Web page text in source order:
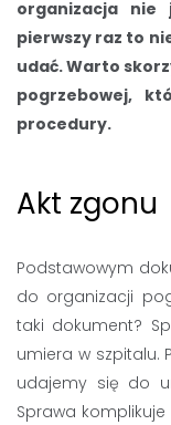
organizacja
pierwszy raz to
udać. Warto
pogrzebowej,
procedury.
Akt zgonu
Podstawowym
do organizacji
taki dokument?
umiera w szpitalu.
udajemy się do
Sprawa